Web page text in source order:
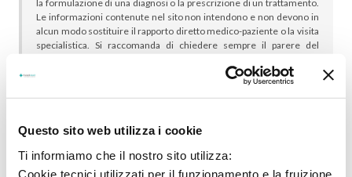
Questo sito web utilizza i cookie
Ti informiamo che il nostro sito utilizza:
Cookie tecnici utilizzati per il funzionamento e la fruizione
la formulazione di una diagnosi o la prescrizione di un trattamento.
Le informazioni contenute nel sito non intendono e non devono in
alcun modo sostituire il rapporto diretto medico-paziente o la visita
specialistica. Si raccomanda di chiedere sempre il parere del
indicazione riportata. Se si hanno dubbi o quesiti sull’uso di un
medicinale è necessario consultare il proprio medico.